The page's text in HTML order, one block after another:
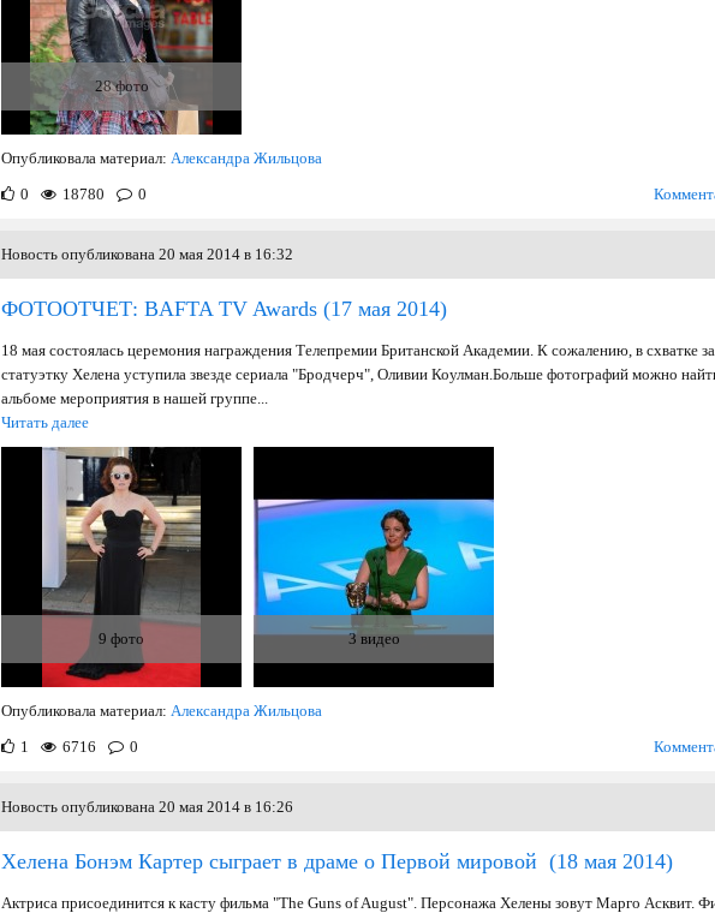
28 фото
Опубликовала материал: Александра Жильцова
0
18780 0
Новость опубликована 20 мая 2014 в 16:32
ФОТООТЧЕТ: BAFTA TV Awards (17 мая 2014)
18 мая состоялась церемония награждения Телепремии Британской Академии. К сожалению, в схватке за
статуэтку Хелена уступила звезде сериала "Бродчерч", Оливии Коулман.Больше фотографий можно
альбоме мероприятия в нашей группе...
Читать далее
9 фото 3 видео
Опубликовала материал: Александра Жильцова
1
6716 0
Новость опубликована 20 мая 2014 в 16:26
Хелена Бонэм Картер сыграет в драме о Первой мировой (18 мая 2014)
Актриса присоединится к касту фильма "The Guns of August". Персонажа Хелены зовут Марго Асквит.